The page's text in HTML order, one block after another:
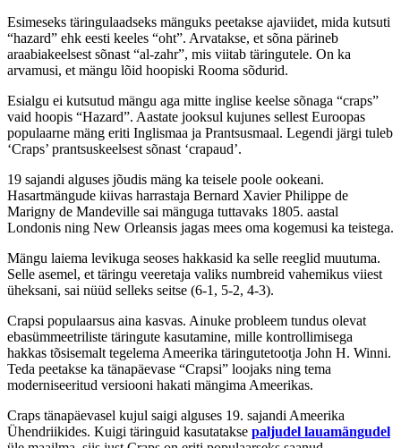
Esimeseks täringulaadseks mänguks peetakse ajaviidet, mida kutsuti
“hazard” ehk eesti keeles “oht”. Arvatakse, et sõna pärineb
araabiakeelsest sõnast “al-zahr”, mis viitab täringutele. On ka
arvamusi, et mängu lõid hoopiski Rooma sõdurid.
Esialgu ei kutsutud mängu aga mitte inglise keelse sõnaga “craps”
vaid hoopis “Hazard”. Aastate jooksul kujunes sellest Euroopas
populaarne mäng eriti Inglismaa ja Prantsusmaal. Legendi järgi tuleb
‘Craps’ prantsuskeelsest sõnast ‘crapaud’.
19 sajandi alguses jõudis mäng ka teisele poole ookeani.
Hasartmängude kiivas harrastaja Bernard Xavier Philippe de
Marigny de Mandeville sai mänguga tuttavaks 1805. aastal
Londonis ning New Orleansis jagas mees oma kogemusi ka teistega.
Mängu laiema levikuga seoses hakkasid ka selle reeglid muutuma.
Selle asemel, et täringu veeretaja valiks numbreid vahemikus viiest
üheksani, sai nüüd selleks seitse (6-1, 5-2, 4-3).
Crapsi populaarsus aina kasvas. Ainuke probleem tundus olevat
ebasümmeetriliste täringute kasutamine, mille kontrollimisega
hakkas tõsisemalt tegelema Ameerika täringutetootja John H. Winni.
Teda peetakse ka tänapäevase “Crapsi” loojaks ning tema
moderniseeritud versiooni hakati mängima Ameerikas.
Craps tänapäevasel kujul saigi alguses 19. sajandi Ameerika
Ühendriikides. Kuigi täringuid kasutatakse paljudel lauamängudel